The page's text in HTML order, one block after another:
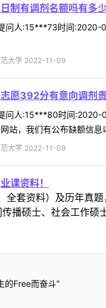
制有调剂名额吗有多
问人:15***73时间:2020-
大学 2022-11-09
愿392分有意向调剂
问人:15***80时间
站，我们有公布缺额信
大学 2022-11-09
课资料！
全套资料）及历年真
播硕士、社会工作硕
的Free而奋斗"